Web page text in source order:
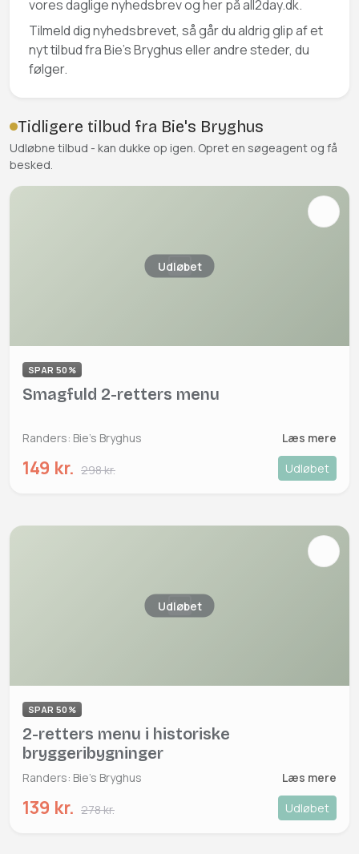
vores daglige nyhedsbrev og her på all2day.dk.
Tilmeld dig nyhedsbrevet, så går du aldrig glip af et
nyt tilbud fra Bie's Bryghus eller andre steder, du
følger.
Tidligere tilbud fra Bie's Bryghus
Udløbne tilbud - kan dukke op igen. Opret en søgeagent og få
besked.
Udløbet
SPAR 50%
Smagfuld 2-retters menu
Randers: Bie's Bryghus Læs mere
149 kr. 298 kr. Udløbet
Udløbet
SPAR 50%
2-retters menu i historiske
bryggeribygninger
Randers: Bie's Bryghus Læs mere
139 kr. 278 kr. Udløbet